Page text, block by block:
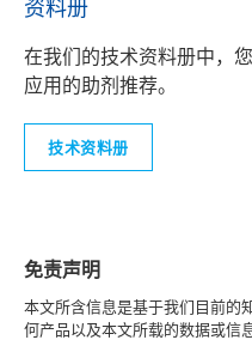
资料册
在我们的技术资料册中，
应用的助剂推荐。
技术资料册
免责声明
本文所含信息是基于我们目前的
何产品以及本文所载的数据或信